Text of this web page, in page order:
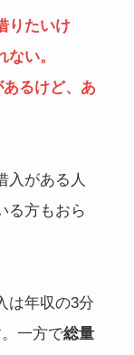
りたいけ
い。
るけど、あ
入がある人
る方もおら
は年収の3分
一方で総量